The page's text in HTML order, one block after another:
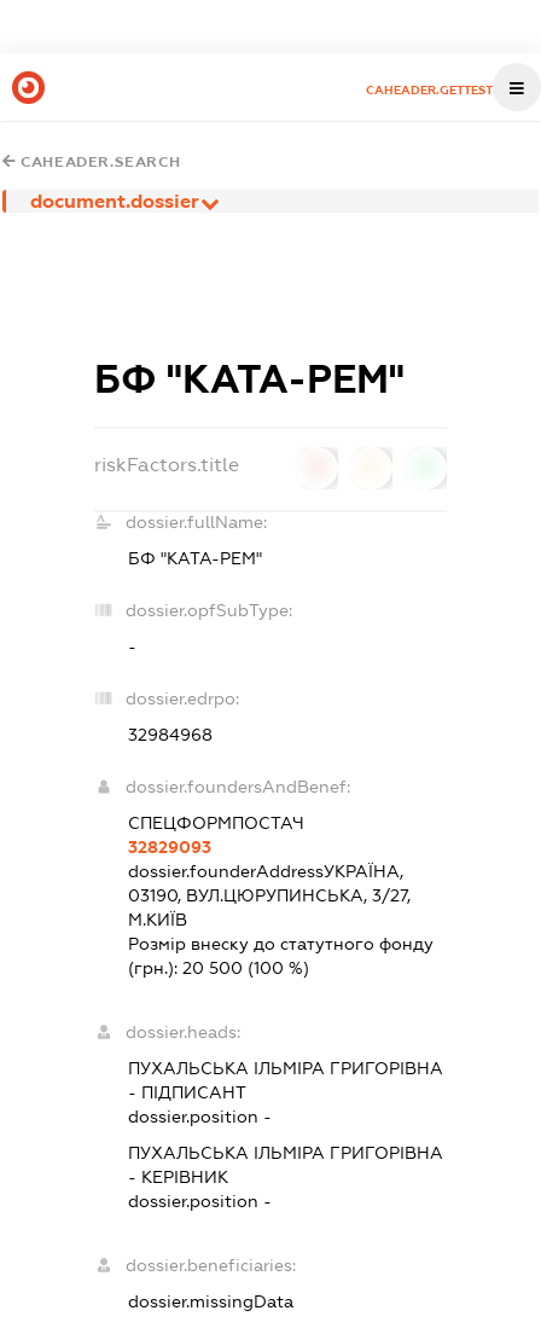
CAHEADER.GETTEST
CAHEADER.SEARCH
document.dossier
БФ "КАТА-РЕМ"
riskFactors.title
dossier.fullName:
БФ "КАТА-РЕМ"
dossier.opfSubType:
-
dossier.edrpo:
32984968
dossier.foundersAndBenef:
СПЕЦФОРМПОСТАЧ
32829093
dossier.founderAddressУКРАЇНА,
03190, ВУЛ.ЦЮРУПИНСЬКА, 3/27,
М.КИЇВ
Розмір внеску до статутного фонду
(грн.):20 500 (100 %)
dossier.heads:
ПУХАЛЬСЬКА ІЛЬМІРА ГРИГОРІВНА
- ПІДПИСАНТ
dossier.position -
ПУХАЛЬСЬКА ІЛЬМІРА ГРИГОРІВНА
- КЕРІВНИК
dossier.position -
dossier.beneficiaries:
dossier.missingData